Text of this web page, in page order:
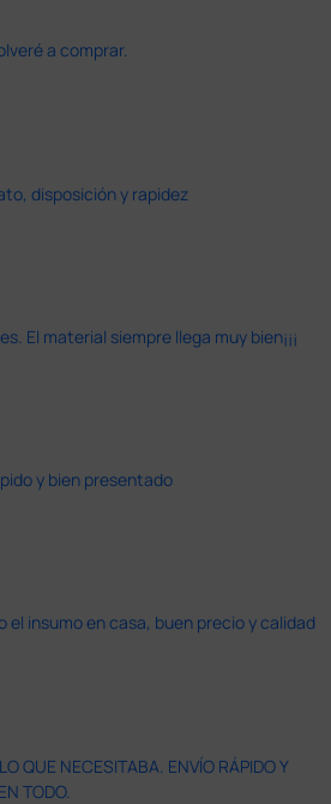
a comprar.
disposición y rapidez
El material siempre llega muy bien¡¡¡
y bien presentado
el insumo en casa, buen precio y calidad
QUE NECESITABA. ENVÍO RÁPIDO Y
TODO.